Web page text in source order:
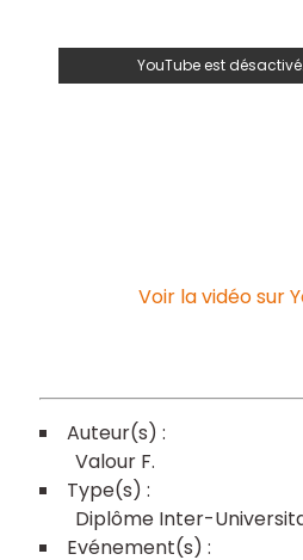
YouTube est désactivé.
Voir la vidéo sur
Valour F
Diplôme Inter-